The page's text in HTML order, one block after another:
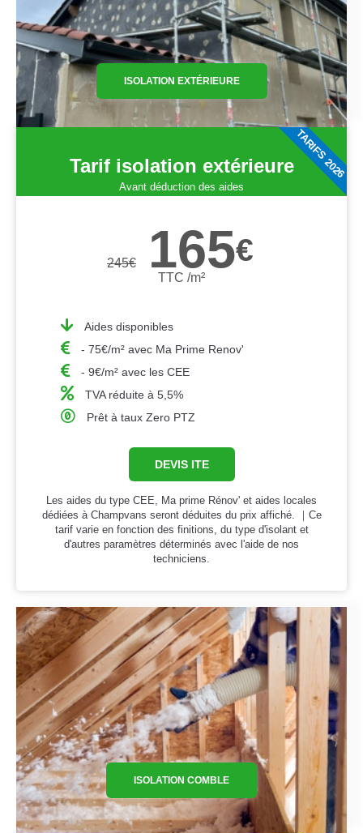
ISOLATION EXTÉRIEURE
Tarif isolation extérieure
Avant déduction des aides
245€ 165€
TTC /m²
Aides disponibles
- 75€/m² avec Ma Prime Renov'
- 9€/m² avec les CEE
TVA réduite à 5,5%
Prêt à taux Zero PTZ
DEVIS ITE
Les aides du type CEE, Ma prime Rénov' et aides locales
dédiées à Champvans seront déduites du prix affiché. ｜Ce
tarif varie en fonction des finitions, du type d'isolant et
d'autres paramètres déterminés avec l'aide de nos
techniciens.
TARIFS 2026
ISOLATION COMBLE